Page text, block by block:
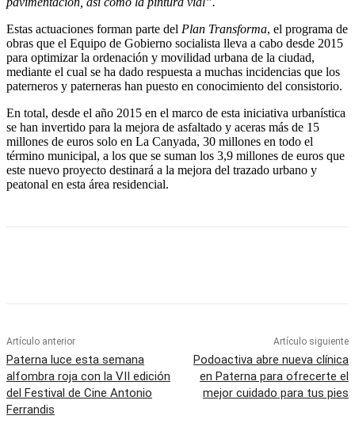
Estas actuaciones forman parte del Plan Transforma, el programa de
obras que el Equipo de Gobierno socialista lleva a cabo desde 2015
para optimizar la ordenación y movilidad urbana de la ciudad,
mediante el cual se ha dado respuesta a muchas incidencias que los
paterneros y paterneras han puesto en conocimiento del consistorio.
En total, desde el año 2015 en el marco de esta iniciativa urbanística
se han invertido para la mejora de asfaltado y aceras más de 15
millones de euros solo en La Canyada, 30 millones en todo el
término municipal, a los que se suman los 3,9 millones de euros que
este nuevo proyecto destinará a la mejora del trazado urbano y
peatonal en esta área residencial.
Artículo anterior
Paterna luce esta semana
alfombra roja con la VII edición
del Festival de Cine Antonio
Ferrandis
Artículo siguiente
Podoactiva abre nueva clínica
en Paterna para ofrecerte el
mejor cuidado para tus pies